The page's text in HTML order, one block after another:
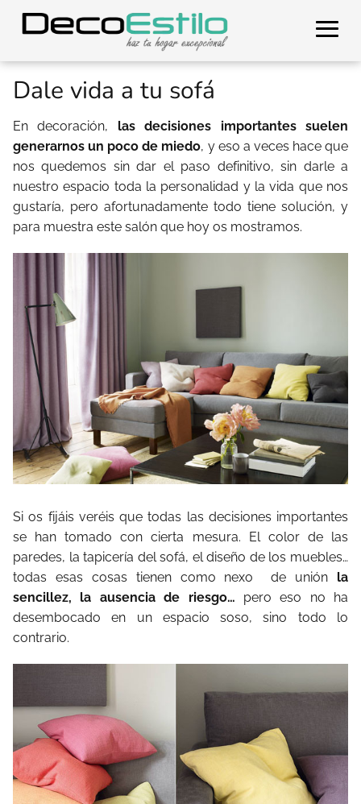
Dale vida a tu sofá
En decoración, las decisiones importantes suelen
generarnos un poco de miedo, y eso a veces hace que
nos quedemos sin dar el paso definitivo, sin darle a
nuestro espacio toda la personalidad y la vida que nos
gustaría, pero afortunadamente todo tiene solución, y
para muestra este salón que hoy os mostramos.
Si os fijáis veréis que todas las decisiones importantes
se han tomado con cierta mesura. El color de las
paredes, la tapicería del sofá, el diseño de los muebles…
todas esas cosas tienen como nexo de unión la
sencillez, la ausencia de riesgo… pero eso no ha
desembocado en un espacio soso, sino todo lo
contrario.